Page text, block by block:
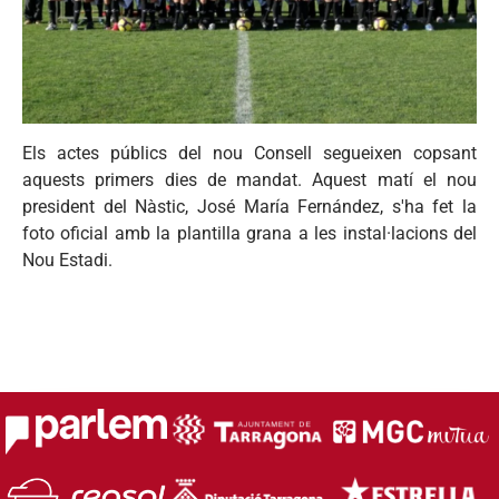
Els actes públics del nou Consell segueixen copsant
aquests primers dies de mandat. Aquest matí el nou
president del Nàstic, José María Fernández, s'ha fet la
foto oficial amb la plantilla grana a les instal·lacions del
Nou Estadi.